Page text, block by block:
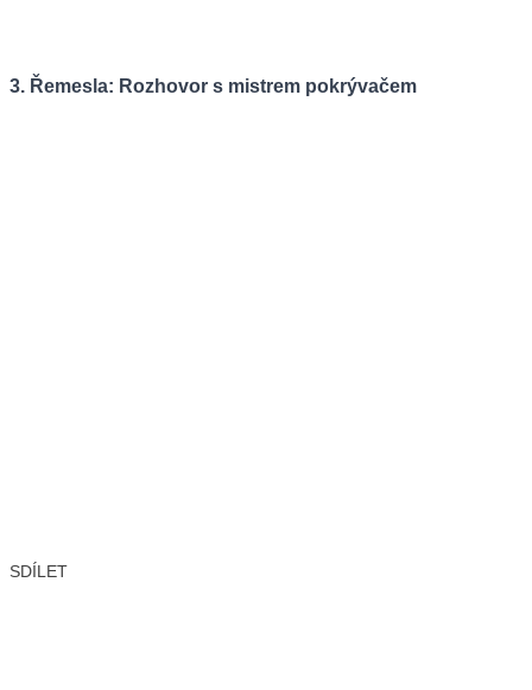
3. Řemesla: Rozhovor s mistrem pokrývačem
SDÍLET